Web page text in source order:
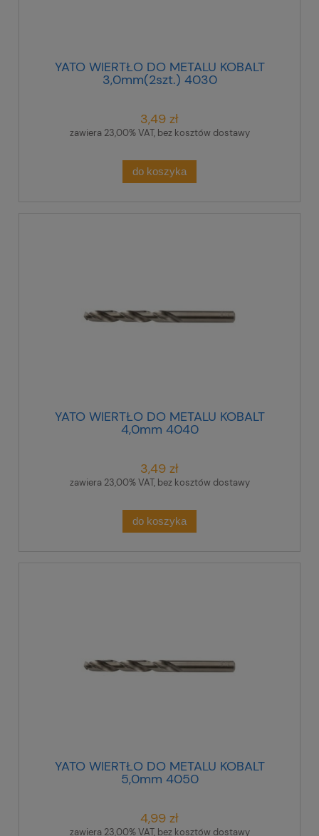
YATO WIERTŁO DO METALU KOBALT
3,0mm(2szt.) 4030
3,49 zł
zawiera 23,00% VAT, bez kosztów dostawy
do koszyka
YATO WIERTŁO DO METALU KOBALT
4,0mm 4040
3,49 zł
zawiera 23,00% VAT, bez kosztów dostawy
do koszyka
YATO WIERTŁO DO METALU KOBALT
5,0mm 4050
4,99 zł
zawiera 23,00% VAT, bez kosztów dostawy